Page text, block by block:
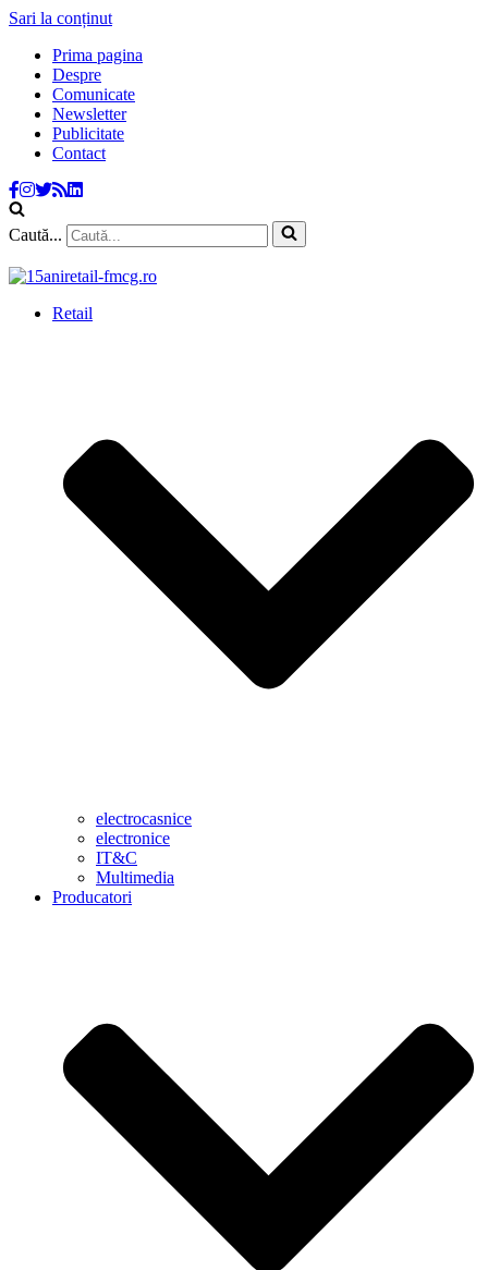
Sari la conținut
Prima pagina
Despre
Comunicate
Newsletter
Publicitate
Contact
Caută...
Retail
electrocasnice
electronice
IT&C
Multimedia
Producatori